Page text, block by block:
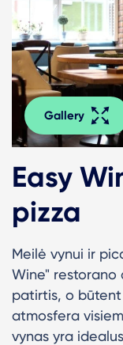
Gallery
Easy
pizza
Meilė vynui ir
Wine" restorano
patirtis, o
atmosfera
vynas yra